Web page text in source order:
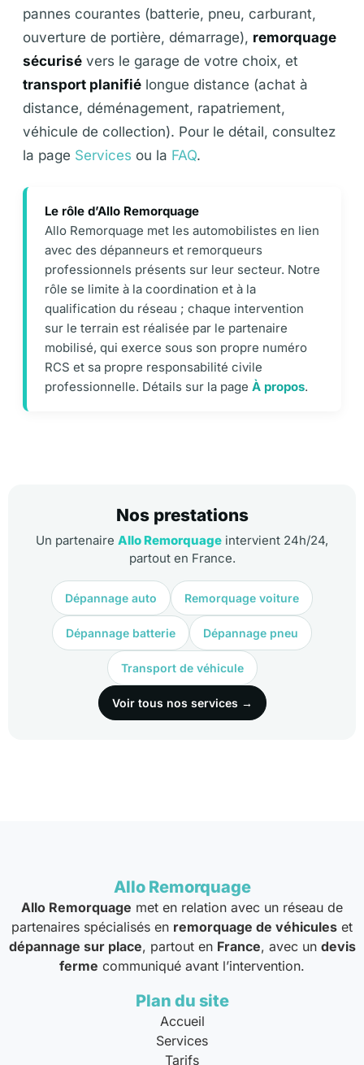
pannes courantes (batterie, pneu, carburant,
ouverture de portière, démarrage), remorquage
sécurisé vers le garage de votre choix, et
transport planifié longue distance (achat à
distance, déménagement, rapatriement,
véhicule de collection). Pour le détail, consultez
la page Services ou la FAQ.
Le rôle d’Allo Remorquage
Allo Remorquage met les automobilistes en lien
avec des dépanneurs et remorqueurs
professionnels présents sur leur secteur. Notre
rôle se limite à la coordination et à la
qualification du réseau ; chaque intervention
sur le terrain est réalisée par le partenaire
mobilisé, qui exerce sous son propre numéro
RCS et sa propre responsabilité civile
professionnelle. Détails sur la page À propos.
Nos prestations
Un partenaire Allo Remorquage intervient 24h/24,
partout en France.
Dépannage auto Remorquage voiture
Dépannage batterie Dépannage pneu
Transport de véhicule
Voir tous nos services →
Allo Remorquage
Allo Remorquage met en relation avec un réseau de
partenaires spécialisés en remorquage de véhicules et
dépannage sur place, partout en France, avec un devis
ferme communiqué avant l’intervention.
Plan du site
Accueil
Services
Tarifs